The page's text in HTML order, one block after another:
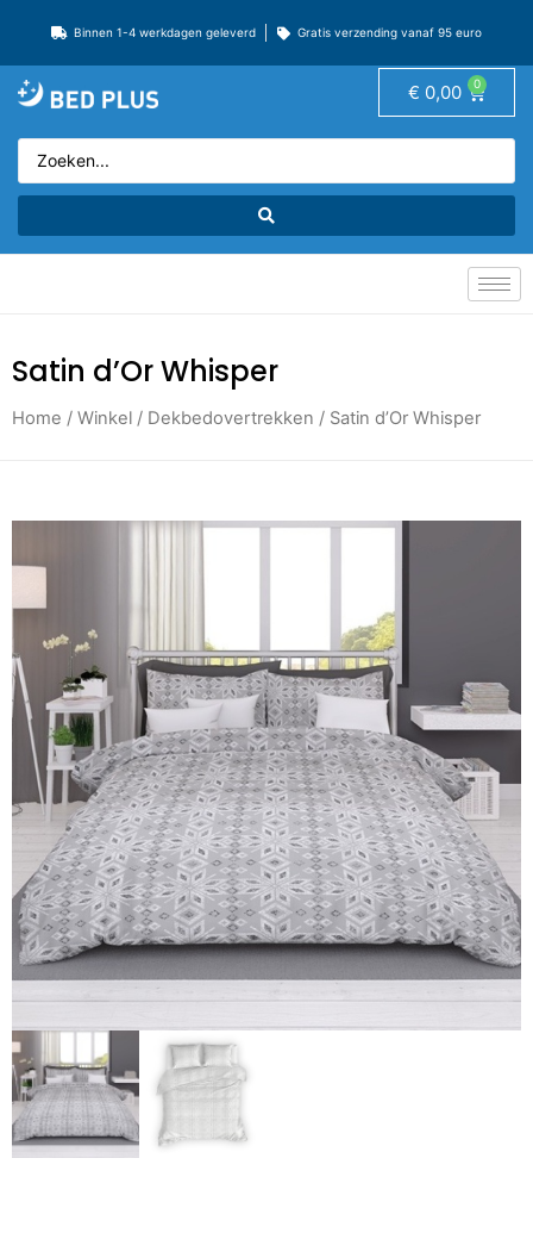
Binnen 1-4 werkdagen geleverd Gratis verzending vanaf 95 euro
€ 0,00 0
Satin d’Or Whisper
Home / Winkel / Dekbedovertrekken / Satin d’Or Whisper